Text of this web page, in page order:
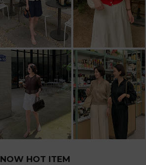
NOW HOT ITEM